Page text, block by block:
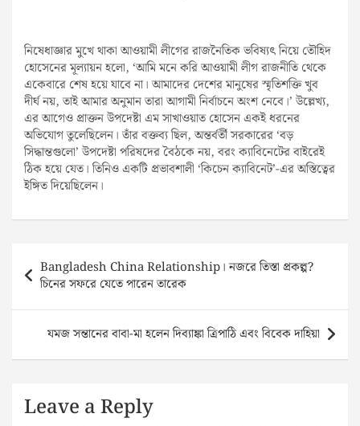
নিষেধাজ্ঞার মুখে থাকা আওয়ামী লীগের রাজনৈতিক ভবিষ্যৎ নিয়ে তৌহিদ
হোসেনের মূল্যায়ন হলো, ‘আমি মনে করি আওয়ামী লীগ রাজনীতি থেকে
একেবারে শেষ হয়ে যাবে না। আমাদের দেশের মানুষের স্মৃতিশক্তি খুব
দীর্ঘ নয়, তাই আমার অনুমান তারা আগামী নির্বাচনে অংশ নেবে।’ উল্লেখ্য,
এর আগেও প্রাক্তন উপদেষ্টা এম সাখাওয়াত হোসেন একই ধরনের
অভিযোগ তুলেছিলেন। তাঁর বক্তব্য ছিল, অন্তর্বর্তী সরকারের ‘বড়
সিদ্ধান্তগুলো’ উপদেষ্টা পরিষদের বৈঠকে নয়, বরং ক্যাবিনেটের বাইরেই
ঠিক হয়ে যেত। তিনিও একটি প্রভাবশালী ‘কিচেন ক্যাবিনেট’-এর অস্তিত্বের
ইঙ্গিত দিয়েছিলেন।
navigation
Bangladesh China Relationship। নজরে তিস্তা প্রকল্প?
চিনের সফরে যেতে পারেন তারেক
যমজ সন্তানের বাবা-মা হলেন দিব্যাঙ্কা ত্রিপাঠি এবং বিবেক দাহিয়া
Leave a Reply